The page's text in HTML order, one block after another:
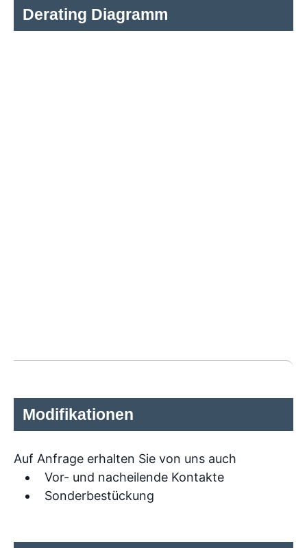
Derating Diagramm
Modifikationen
Auf Anfrage erhalten Sie von uns auch
Vor- und nacheilende Kontakte
Sonderbestückung